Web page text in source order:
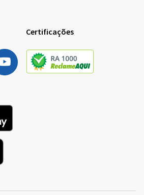
Certificações